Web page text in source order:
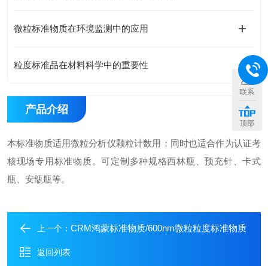
微粒标准物质在环境监测中的应用
粒度标准品在材料科学中的重要性
产品介绍
本标准物质适用微粒分析仪颗粒计数用；同时也适合作为认证考
核现场专用标准物质。可定制多种规格西林瓶、预充针、卡式
瓶、安瓿瓶等。
上一个： CRM鸿蒙标准物质/600nm微粒粒度标准物质
返回列表
联系
顶部